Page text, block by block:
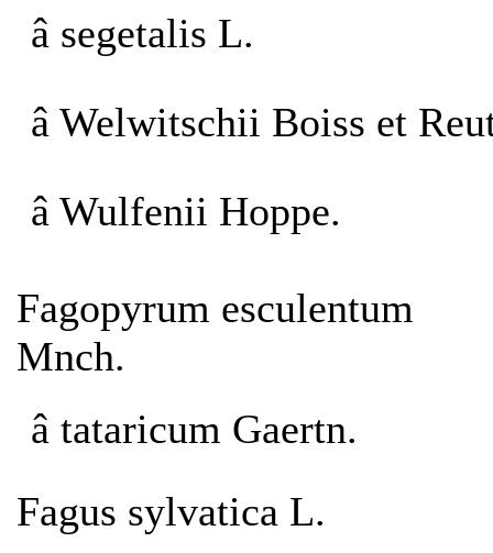
â segetalis L.
â Welwitschii Boiss et
â Wulfenii Hoppe.
Fagopyrum esculentum
Mnch.
â tataricum Gaertn.
Fagus sylvatica L.